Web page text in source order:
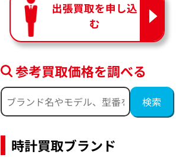
出張買取を申し込
む
参考買取価格を調べる
時計買取ブランド